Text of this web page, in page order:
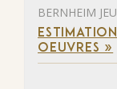
BERNHEIM
OEUVRES »